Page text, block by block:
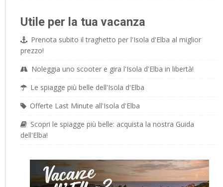
Utile per la tua vacanza
Prenota subito il traghetto per l'Isola d'Elba al miglior
prezzo!
Noleggia uno scooter e gira l'Isola d'Elba in libertà!
Le spiagge più belle dell'Isola d'Elba
Offerte Last Minute all'Isola d'Elba
Scopri le spiagge più belle: acquista la nostra Guida
dell'Elba!